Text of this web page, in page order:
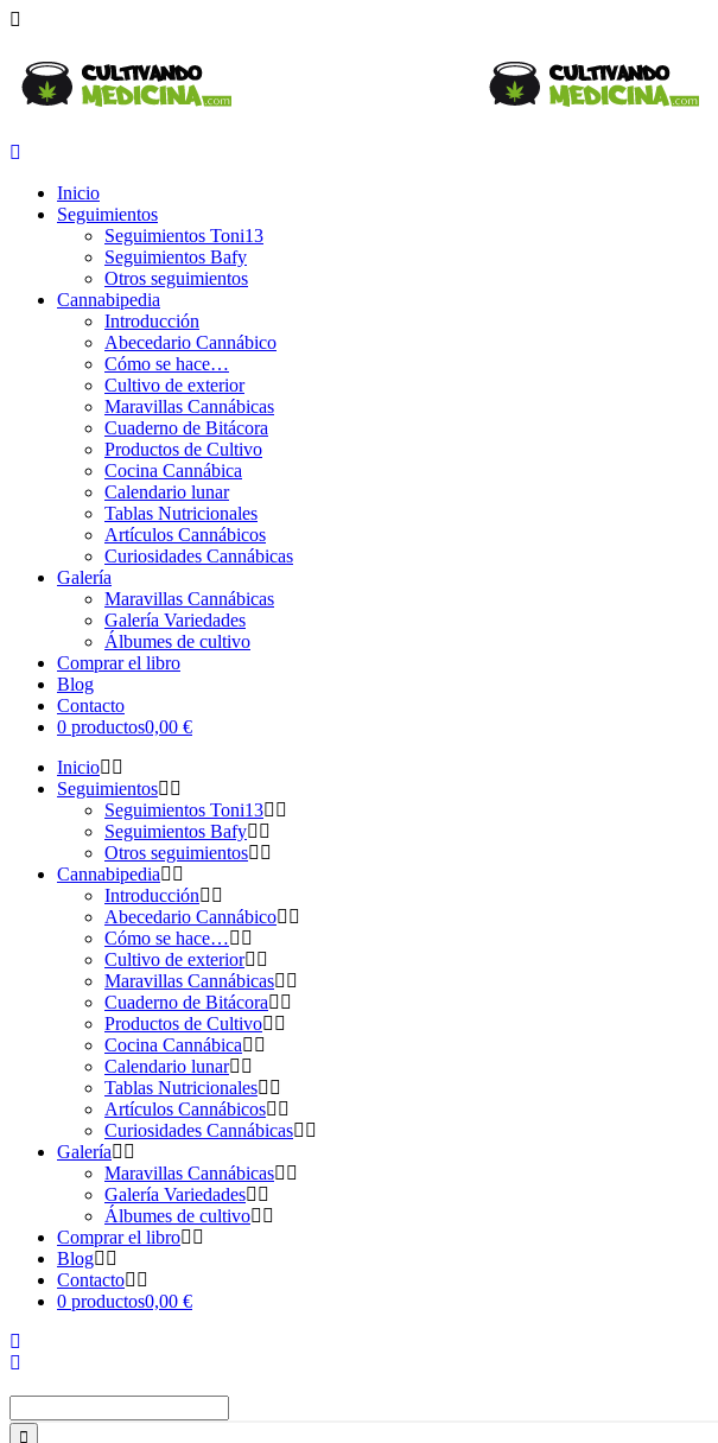
Inicio
Seguimientos
Seguimientos Toni13
Seguimientos Bafy
Otros seguimientos
Cannabipedia
Introducción
Abecedario Cannábico
Cómo se hace…
Cultivo de exterior
Maravillas Cannábicas
Cuaderno de Bitácora
Productos de Cultivo
Cocina Cannábica
Calendario lunar
Tablas Nutricionales
Artículos Cannábicos
Curiosidades Cannábicas
Galería
Maravillas Cannábicas
Galería Variedades
Álbumes de cultivo
Comprar el libro
Blog
Contacto
0 productos0,00 €
Inicio
Seguimientos
Seguimientos Toni13
Seguimientos Bafy
Otros seguimientos
Cannabipedia
Introducción
Abecedario Cannábico
Cómo se hace…
Cultivo de exterior
Maravillas Cannábicas
Cuaderno de Bitácora
Productos de Cultivo
Cocina Cannábica
Calendario lunar
Tablas Nutricionales
Artículos Cannábicos
Curiosidades Cannábicas
Galería
Maravillas Cannábicas
Galería Variedades
Álbumes de cultivo
Comprar el libro
Blog
Contacto
0 productos0,00 €